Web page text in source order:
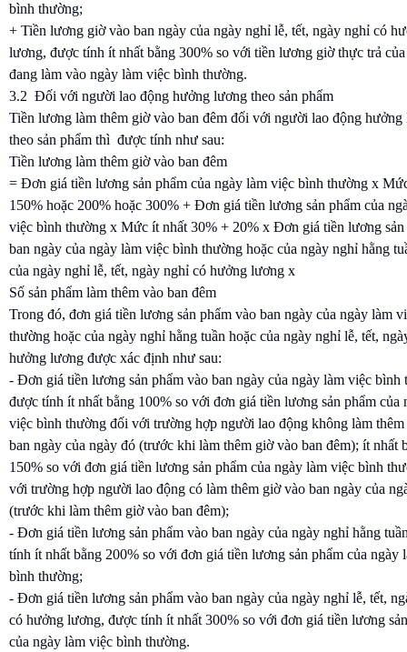
bình thường;
+ Tiền lương giờ vào ban ngày của ngày nghỉ lễ, tết, ngày nghỉ có
lương, được tính ít nhất bằng 300% so với tiền lương giờ thực trả
đang làm vào ngày làm việc bình thường.
3.2 Đối với người lao động hưởng lương theo sản phẩm
Tiền lương làm thêm giờ vào ban đêm đối với người lao động hưởng
theo sản phẩm thì được tính như sau:
Tiền lương làm thêm giờ vào ban đêm
= Đơn giá tiền lương sản phẩm của ngày làm việc bình thường x
150% hoặc 200% hoặc 300% + Đơn giá tiền lương sản phẩm của
việc bình thường x Mức ít nhất 30% + 20% x Đơn giá tiền lương sản
ban ngày của ngày làm việc bình thường hoặc của ngày nghỉ hằng
của ngày nghỉ lễ, tết, ngày nghỉ có hưởng lương x
Số sản phẩm làm thêm vào ban đêm
Trong đó, đơn giá tiền lương sản phẩm vào ban ngày của ngày làm
thường hoặc của ngày nghỉ hằng tuần hoặc của ngày nghỉ lễ, tết,
hưởng lương được xác định như sau:
- Đơn giá tiền lương sản phẩm vào ban ngày của ngày làm việc bình
được tính ít nhất bằng 100% so với đơn giá tiền lương sản phẩm của
việc bình thường đối với trường hợp người lao động không làm
ban ngày của ngày đó (trước khi làm thêm giờ vào ban đêm); ít nhất
150% so với đơn giá tiền lương sản phẩm của ngày làm việc bình
với trường hợp người lao động có làm thêm giờ vào ban ngày của
(trước khi làm thêm giờ vào ban đêm);
- Đơn giá tiền lương sản phẩm vào ban ngày của ngày nghỉ hằng
tính ít nhất bằng 200% so với đơn giá tiền lương sản phẩm của ngày
bình thường;
- Đơn giá tiền lương sản phẩm vào ban ngày của ngày nghỉ lễ, tết,
có hưởng lương, được tính ít nhất 300% so với đơn giá tiền lương
của ngày làm việc bình thường.